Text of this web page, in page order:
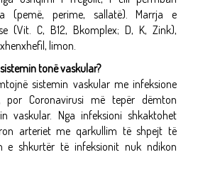
(pemë, perime, sallatë). Marrja e
(Vit. C, B12, Bkomplex; D, K, Zink),
limon.
tonë vaskular?
sistemin vaskular me infeksione
por Coronavirusi më tepër dëmton
vaskular. Nga infeksioni shkaktohet
arteriet me qarkullim të shpejt të
e shkurtër të infeksionit nuk ndikon